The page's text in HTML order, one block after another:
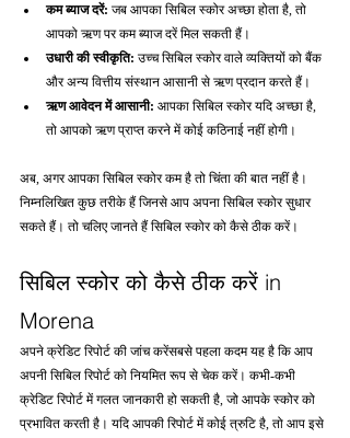
कम ब्याज दरें: जब आपका सिबिल स्कोर अच्छा होता है, तो
आपको ऋण पर कम ब्याज दरें मिल सकती हैं।
उधारी की स्वीकृति: उच्च सिबिल स्कोर वाले व्यक्तियों को बैंक
और अन्य वित्तीय संस्थान आसानी से ऋण प्रदान करते हैं।
ऋण आवेदन में आसानी: आपका सिबिल स्कोर यदि अच्छा है,
तो आपको ऋण प्राप्त करने में कोई कठिनाई नहीं होगी।
अब, अगर आपका सिबिल स्कोर कम है तो चिंता की बात नहीं है।
निम्नलिखित कुछ तरीके हैं जिनसे आप अपना सिबिल स्कोर सुधार
सकते हैं। तो चलिए जानते हैं सिबिल स्कोर को कैसे ठीक करें।
सिबिल स्कोर को कैसे ठीक करें in
Morena
अपने क्रेडिट रिपोर्ट की जांच करेंसबसे पहला कदम यह है कि आप
अपनी सिबिल रिपोर्ट को नियमित रूप से चेक करें। कभी-कभी
क्रेडिट रिपोर्ट में गलत जानकारी हो सकती है, जो आपके स्कोर को
प्रभावित करती है। यदि आपकी रिपोर्ट में कोई त्रुटि है, तो आप इसे